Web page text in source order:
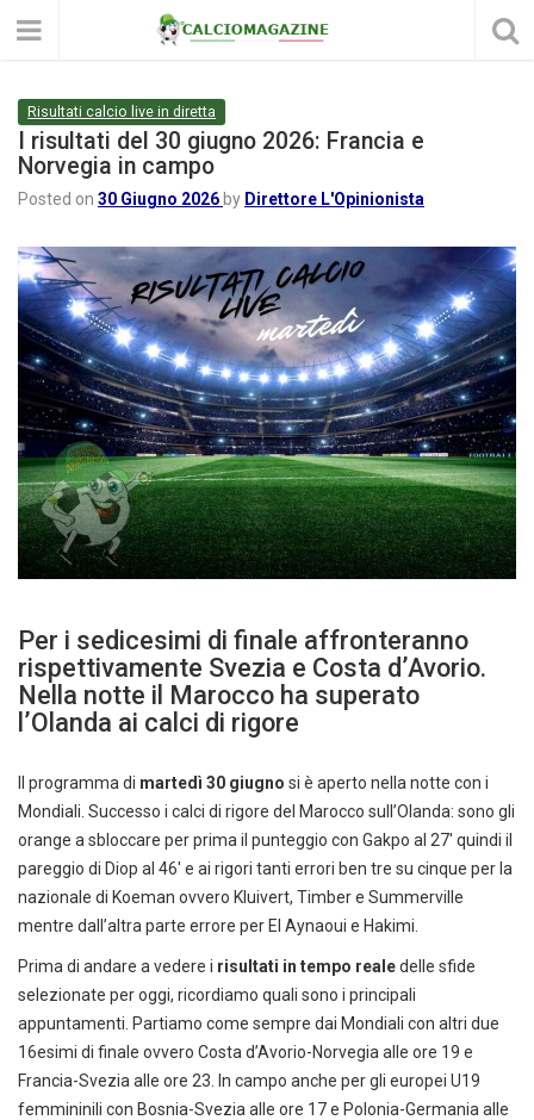
Risultati calcio live in diretta
I risultati del 30 giugno 2026: Francia e
Norvegia in campo
Posted on 30 Giugno 2026 by Direttore L'Opinionista
Per i sedicesimi di finale affronteranno
rispettivamente Svezia e Costa d’Avorio.
Nella notte il Marocco ha superato
l’Olanda ai calci di rigore
Il programma di martedì 30 giugno si è aperto nella notte con i
Mondiali. Successo i calci di rigore del Marocco sull’Olanda: sono gli
orange a sbloccare per prima il punteggio con Gakpo al 27′ quindi il
pareggio di Diop al 46′ e ai rigori tanti errori ben tre su cinque per la
nazionale di Koeman ovvero Kluivert, Timber e Summerville
mentre dall’altra parte errore per El Aynaoui e Hakimi.
Prima di andare a vedere i risultati in tempo realedelle sfide
selezionate per oggi, ricordiamo quali sono i principali
appuntamenti. Partiamo come sempre dai Mondiali con altri due
16esimi di finale ovvero Costa d’Avorio-Norvegia alle ore 19 e
Francia-Svezia alle ore 23. In campo anche per gli europei U19
femmininili con Bosnia-Svezia alle ore 17 e Polonia-Germania alle